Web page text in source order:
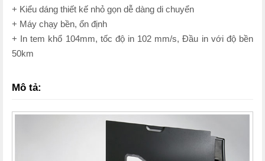
+ Kiểu dáng thiết kế nhỏ gọn dễ dàng di chuyển
+ Máy chạy bền, ổn định
+ In tem khổ 104mm, tốc độ in 102 mm/s, Đầu in với độ bền
50km
Mô tả: